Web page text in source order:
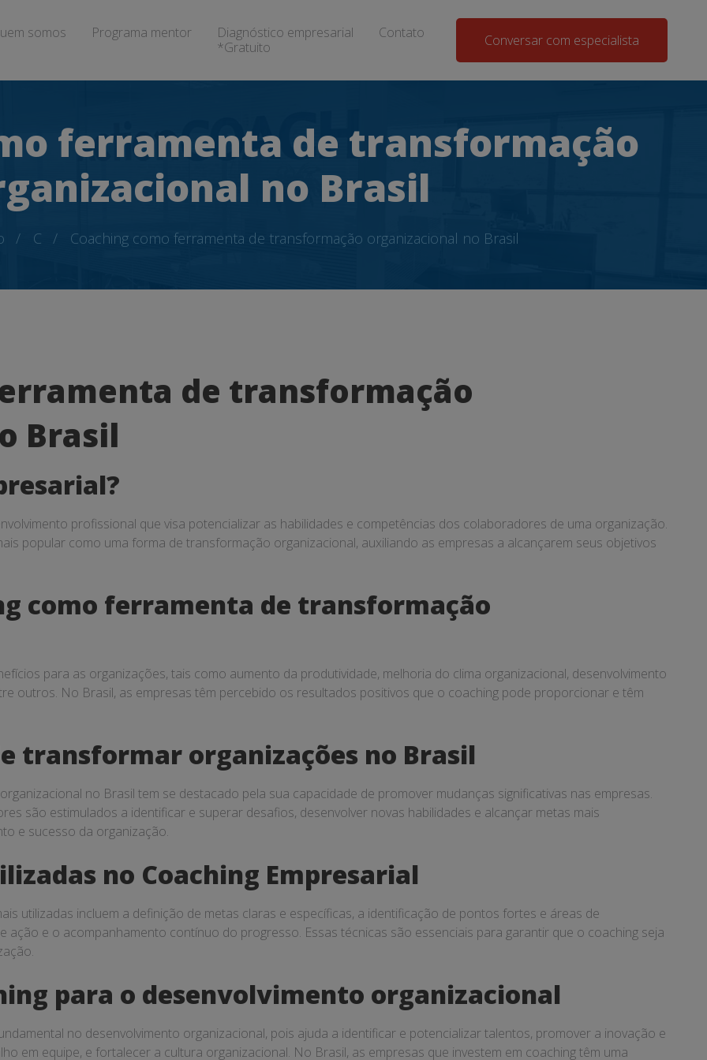
somos Programa mentor
Diagnóstico empresarial
*Gratuito
Contato Conversar com especialista
ferramenta de transformação
no Brasil
C Coaching como ferramenta de transformação organizacional no Brasil
de transformação
Brasil
profissional que visa potencializar as habilidades e competências dos colaboradores de uma organização.
popular como uma forma de transformação organizacional, auxiliando as empresas a alcançarem seus objetivos
como ferramenta de transformação
para as organizações, tais como aumento da produtividade, melhoria do clima organizacional, desenvolvimento
outros. No Brasil, as empresas têm percebido os resultados positivos que o coaching pode proporcionar e têm
transformar organizações no Brasil
no Brasil tem se destacado pela sua capacidade de promover mudanças significativas nas empresas.
são estimulados a identificar e superar desafios, desenvolver novas habilidades e alcançar metas mais
e sucesso da organização.
no Coaching Empresarial
utilizadas incluem a definição de metas claras e específicas, a identificação de pontos fortes e áreas de
ação e o acompanhamento contínuo do progresso. Essas técnicas são essenciais para garantir que o coaching seja
para o desenvolvimento organizacional
no desenvolvimento organizacional, pois ajuda a identificar e potencializar talentos, promover a inovação e
em equipe, e fortalecer a cultura organizacional. No Brasil, as empresas que investem em coaching têm uma